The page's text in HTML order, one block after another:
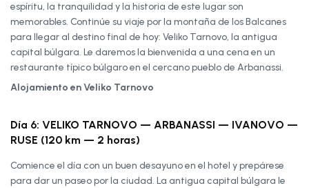
espíritu, la tranquilidad y la historia de este lugar son
memorables. Continúe su viaje por la montaña de los Balcanes
para llegar al destino final de hoy: Veliko Tarnovo, la antigua
capital búlgara. Le daremos la bienvenida a una cena en un
restaurante típico búlgaro en el cercano pueblo de Arbanassi.
Alojamiento en Veliko Tarnovo
Día 6: VELIKO TARNOVO — ARBANASSI — IVANOVO —
RUSE (120 km — 2 horas)
Comience el día con un buen desayuno en el hotel y prepárese
para dar un paseo por la ciudad. La antigua capital búlgara le